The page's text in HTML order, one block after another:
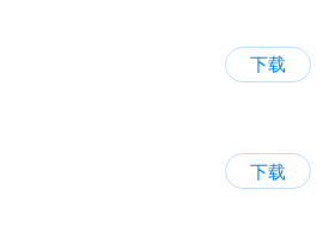
下载
下载